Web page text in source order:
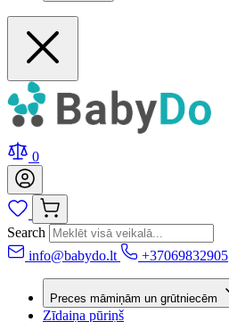
0
Search
info@babydo.lt
+37069832905
Preces māmiņām un grūtniecēm
Zīdaiņa pūriņš